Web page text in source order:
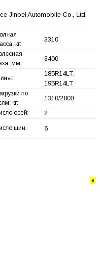
Jinbei Automobile Co., Ltd.
кг:
3310
мм:
3400
185R14LT,
195R14LT
по
кг:
1310/2000
осей: 2
шин: 6
6